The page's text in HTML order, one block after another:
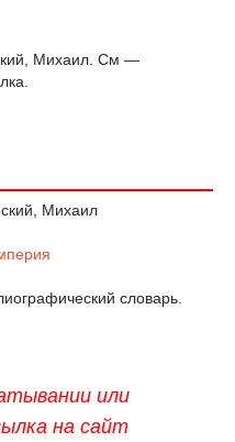
Михаил. См —
Михаил
словарь.
или
на сайт